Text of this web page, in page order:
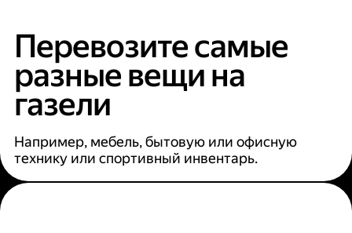
Перевозите самые
разные вещи на
газели
Например, мебель, бытовую или офисную
технику или спортивный инвентарь.